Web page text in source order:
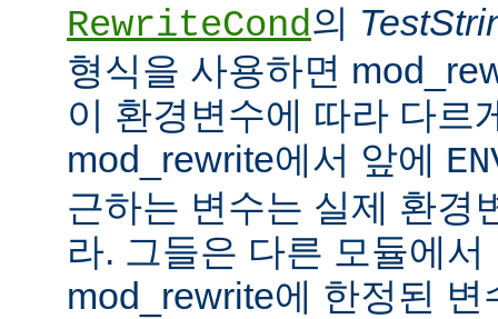
RewriteCond의
형식을 사용하면
이 환경변수에 따라 다르
mod_rewrite에서 앞에
근하는 변수는 실제 환경
라. 그들은 다른 모듈에
mod_rewrite에 한정된 변